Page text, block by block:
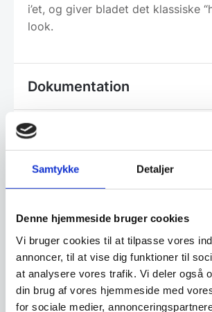
Samtykke Detaljer
Denne hjemmeside bruger cookies
Vi bruger cookies til at tilpasse vores
annoncer, til at vise dig funktioner til
at analysere vores trafik. Vi deler også
din brug af vores hjemmeside med
for sociale medier,
i’et, og giver bladet det klassiske
look.
Dokumentation
Leveringsmetode
Altid god kvalitet, se her
Har du spørgsmål til varen? Klik
Vi prismatcher - Klik her